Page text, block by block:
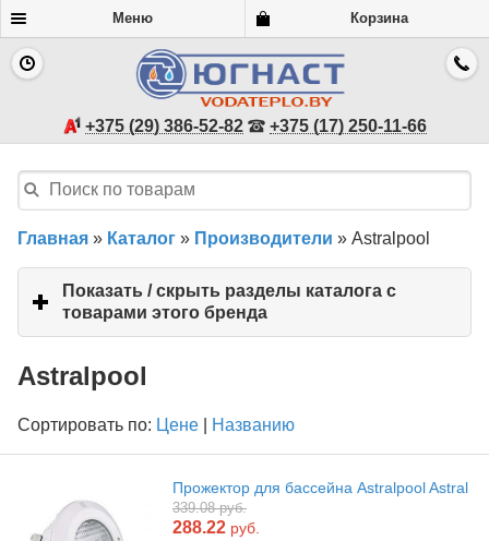
Меню Корзина
+375 (29) 386-52-82 +375 (17) 250-11-66
Главная » Каталог » Производители » Astralpool
Показать / скрыть разделы каталога с
товарами этого бренда
to
Astralpool
Сортировать по: Цене Названию
Прожектор для бассейна Astralpool Astral
339.08 руб.
288.22 руб.